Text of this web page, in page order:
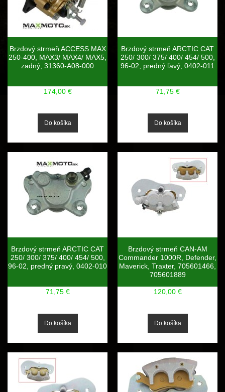
Brzdový strmeň ACCESS MAX
250-400, MAX3/ MAX4/ MAX5,
zadný, 31360-A08-000
174,00 €
Brzdový strmeň ARCTIC CAT
250/ 300/ 375/ 400/ 454/ 500,
96-02, predný ľavý, 0402-011
71,75 €
Brzdový strmeň ARCTIC CAT
250/ 300/ 375/ 400/ 454/ 500,
96-02, predný pravý, 0402-010
71,75 €
Brzdový strmeň CAN-AM
Commander 1000R, Defender,
Maverick, Traxter, 705601466,
705601889
120,00 €